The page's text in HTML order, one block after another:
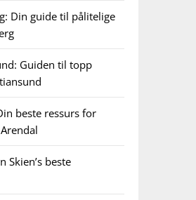
Din guide til pålitelige
Guiden til topp
beste ressurs for
Skien’s beste